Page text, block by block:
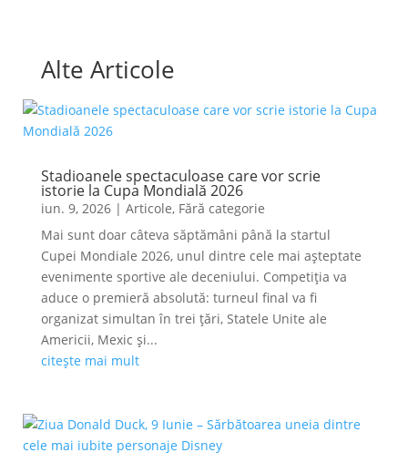
Alte Articole
Stadioanele spectaculoase care vor scrie
istorie la Cupa Mondială 2026
iun. 9, 2026| Articole, Fără categorie
Mai sunt doar câteva săptămâni până la startul
Cupei Mondiale 2026, unul dintre cele mai așteptate
evenimente sportive ale deceniului. Competiția va
aduce o premieră absolută: turneul final va fi
organizat simultan în trei țări, Statele Unite ale
Americii, Mexic și...
citește mai mult